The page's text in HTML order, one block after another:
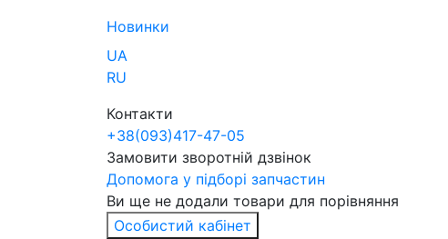
Новинки
UA
RU
Контакти
+38(093)417-47-05
Замовити зворотній дзвінок
Допомога у підборі запчастин
Ви ще не додали товари для порівняння
Особистий кабінет